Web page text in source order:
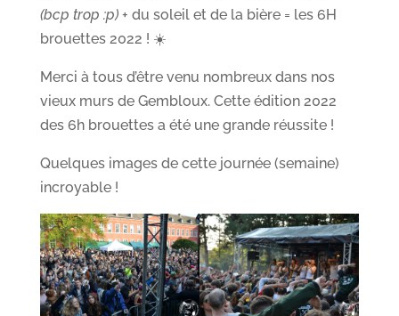
(bcp trop :p)+ du soleil et de la bière = les 6H
brouettes 2022 ! ☀️
Merci à tous d’être venu nombreux dans nos
vieux murs de Gembloux. Cette édition 2022
des 6h brouettes a été une grande réussite !
Quelques images de cette journée (semaine)
incroyable !